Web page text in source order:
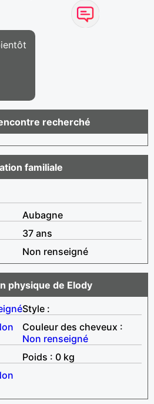
recherché
familiale
Aubagne
37 ans
Non renseigné
physique de Elody
Style :
Couleur des cheveux :
Non renseigné
Poids : 0 kg